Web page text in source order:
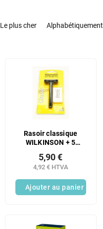
Le plus cher Alphabétiquement
Rasoir classique
WILKINSON + 5
4,92 € HTVA
5,90 €
Ajouter au panier